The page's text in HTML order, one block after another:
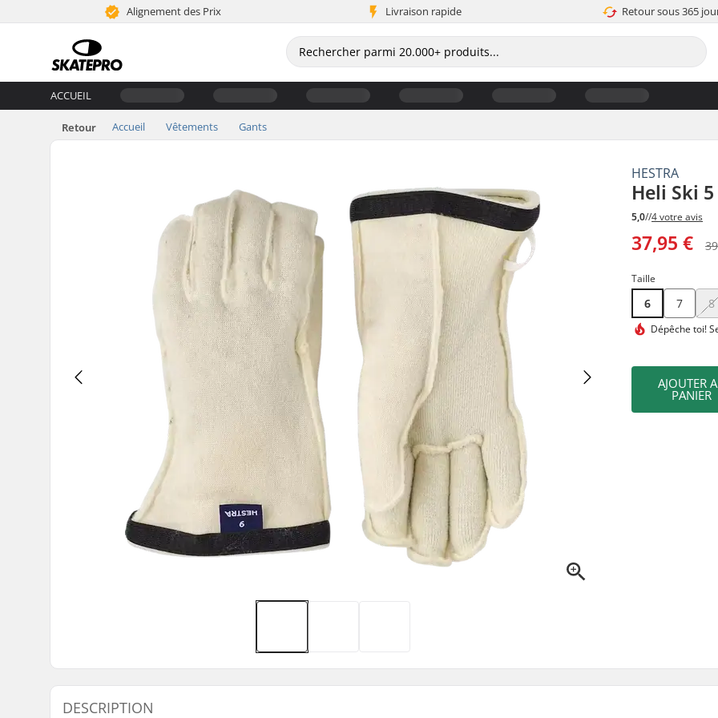
Alignement des Prix Livraison rapide Retour sous 365
ACCUEIL
Retour Accueil Vêtements Gants
HESTRA
Heli Ski
5,0//4 votre avis
37,95 €
Taille
6 7 8
Dépêche toi!
AJOUTER
PANIER
DESCRIPTION